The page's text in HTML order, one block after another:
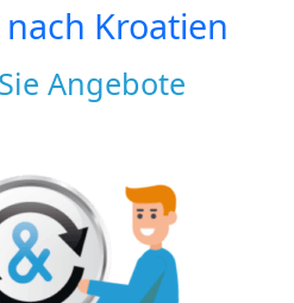
Kroatien
Angebote